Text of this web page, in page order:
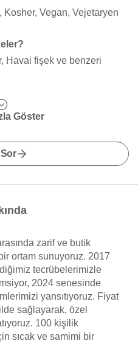
Vegan, Vejetaryen
Havai fişek ve benzeri
Göster
zarif ve butik
ortam sunuyoruz. 2017
tecrübelerimizle
2024 senesinde
yansıtıyoruz. Fiyat
sağlayarak, özel
100 kişilik
sıcak ve samimi bir